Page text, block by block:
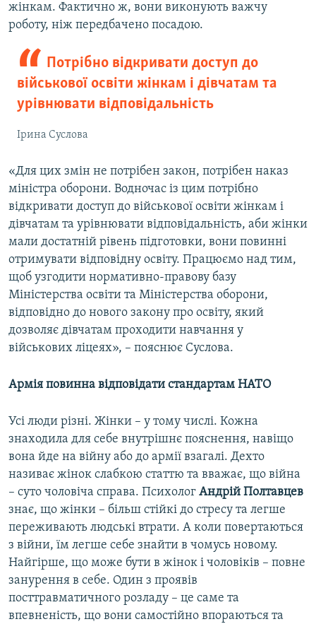
жінкам. Фактично ж, вони виконують важчу
роботу, ніж передбачено посадою.
Потрібно відкривати доступ до
військової освіти жінкам і дівчатам та
урівнювати відповідальність
Ірина Суслова
«Для цих змін не потрібен закон, потрібен наказ
міністра оборони. Водночас із цим потрібно
відкривати доступ до військової освіти жінкам і
дівчатам та урівнювати відповідальність, аби жінки
мали достатній рівень підготовки, вони повинні
отримувати відповідну освіту. Працюємо над тим,
щоб узгодити нормативно-правову базу
Міністерства освіти та Міністерства оборони,
відповідно до нового закону про освіту, який
дозволяє дівчатам проходити навчання у
військових ліцеях», – пояснює Суслова.
Армія повинна відповідати стандартам НАТО
Усі люди різні. Жінки – у тому числі. Кожна
знаходила для себе внутрішнє пояснення, навіщо
вона йде на війну або до армії взагалі. Дехто
називає жінок слабкою статтю та вважає, що війна
– суто чоловіча справа. Психолог Андрій Полтавцев
знає, що жінки – більш стійкі до стресу та легше
переживають людські втрати. А коли повертаються
з війни, їм легше себе знайти в чомусь новому.
Найгірше, що може бути в жінок і чоловіків – повне
занурення в себе. Один з проявів
посттравматичного розладу – це саме та
впевненість, що вони самостійно впораються та